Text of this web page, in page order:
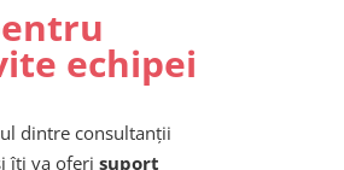
echipei
dintre consultanții
îți va oferi suport